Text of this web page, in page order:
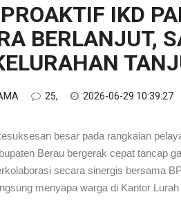
IKD
BERLANJUT,
25, 2026-06-29 10:39:27
besar pada rangkaian
Berau bergerak cepat tancap
secara sinergis bersama
menyapa warga di Kantor